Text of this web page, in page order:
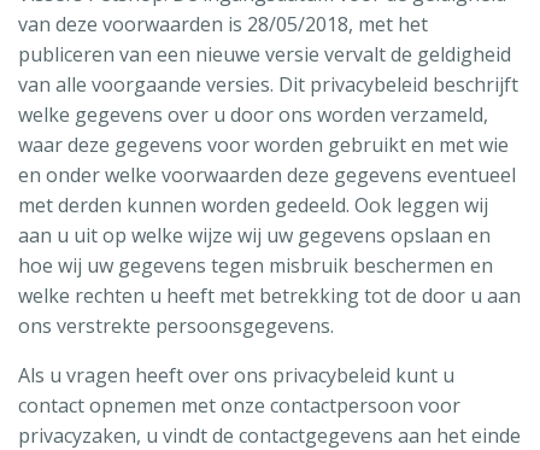
van deze voorwaarden is 28/05/2018, met het
publiceren van een nieuwe versie vervalt de geldigheid
van alle voorgaande versies. Dit privacybeleid beschrijft
welke gegevens over u door ons worden verzameld,
waar deze gegevens voor worden gebruikt en met wie
en onder welke voorwaarden deze gegevens eventueel
met derden kunnen worden gedeeld. Ook leggen wij
aan u uit op welke wijze wij uw gegevens opslaan en
hoe wij uw gegevens tegen misbruik beschermen en
welke rechten u heeft met betrekking tot de door u aan
ons verstrekte persoonsgegevens.
Als u vragen heeft over ons privacybeleid kunt u
contact opnemen met onze contactpersoon voor
privacyzaken, u vindt de contactgegevens aan het einde